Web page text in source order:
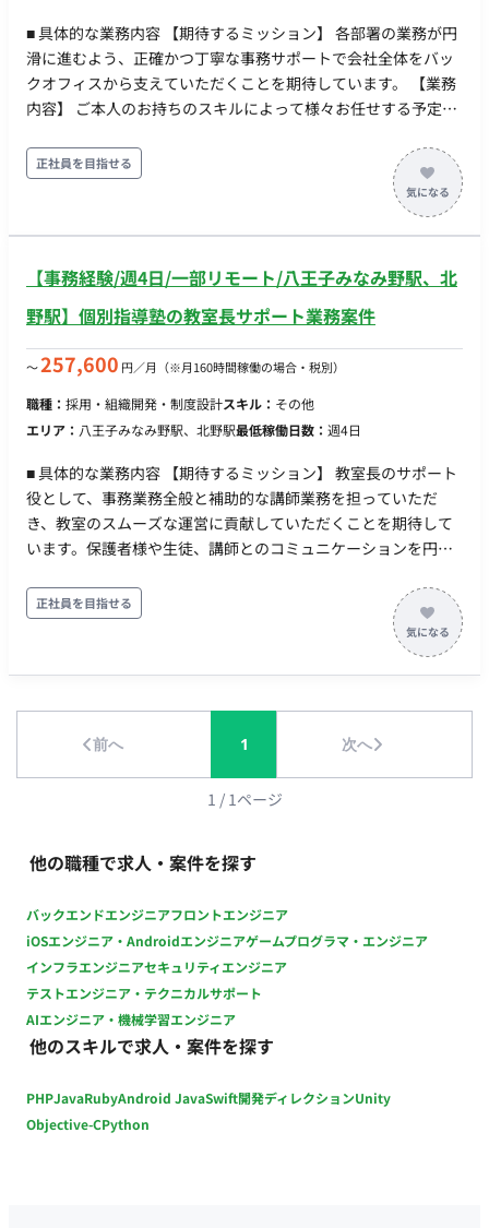
社会保険完備（健康保険・厚生年金・ 雇用保険・労災保険) 健
康診断 社員割引 部活動(テニス部、野球部、 写真部等) 各種社内
イベント まかない有 制服貸与有
■ 具体的な業務内容 【期待するミッション】 各部署の業務が円
滑に進むよう、正確かつ丁寧な事務サポートで会社全体をバッ
クオフィスから支えていただくことを期待しています。 【業務
内容】 ご本人のお持ちのスキルによって様々お任せする予定で
理など 【備品管理】 社内備品の発注、在庫管理など 【その
他】 部署内のサポート業務全般 ※ご経験や適性に応じて、その
制】 配属部署：管理部 チーム構成：男性2名、女性3名 ■ 【働き
必須） 稼働量：週5日 稼働曜日：月～金 稼働時間：09:00～
17:30（実働7時間30分、休憩1時間） 働き方：常駐（東京都大
長期 その他 月末締め、25日支払い
正社員を目指せる
【事務経験/週4日/一部リモート/八王子みなみ野駅、北
野駅】個別指導塾の教室長サポート業務案件
〜257,600 円／月 （※月160時間稼働の場合・税別）
職種： 採用・組織開発・制度設計スキル： その他
エリア： 八王子みなみ野駅、北野駅最低稼働日数： 週4日
■ 具体的な業務内容 【期待するミッション】 教室長のサポート
役として、事務業務全般と補助的な講師業務を担っていただ
き、教室のスムーズな運営に貢献していただくことを期待して
います。保護者様や生徒、講師とのコミュニケーションを円滑
務業務】 一般的なオフィス管理: 書類の整理、データ入力、フ
ァイリング、電話応対、メール対応 生徒情報の管理: 生徒の出
席状況、成績記録、学習進捗の追跡 スケジュール管理: 講師の
スケジュール調整、授業計画の支援、会議やイベントの計画 会
【講師業務（補助）】 個別指導サポート: 生徒の学習ニーズに
合わせた指導、質問対応 学習計画のアシスト: 教科やトピック
に応じたプランの立案支援 評価とフィードバック: 生徒の作業
料の準備、教材の管理 ■ 【働き方】 契約形態：業務委託契約 稼
働量：週4日 稼働曜日：火曜〜土曜 稼働時間：13:00〜18:00 ま
2日出社、週2日リモート） 最寄り駅：八王子みなみ野駅（徒歩
3分）、北野駅（徒歩5分） 交通費：支給 契約期間：長期 募集
人数：1名 その他：月末締め、25日支払い
正社員を目指せる
前へ 1 次へ
1 / 1ページ
他の職種で求人・案件を探す
バックエンドエンジニアフロントエンジニア
iOSエンジニア・Androidエンジニアゲームプログラマ・エンジニア
インフラエンジニアセキュリティエンジニア
テストエンジニア・テクニカルサポート
AIエンジニア・機械学習エンジニア
他のスキルで求人・案件を探す
PHPJavaRubyAndroid JavaSwift開発ディレクションUnity
Objective-CPython